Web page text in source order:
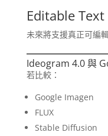
Editable Text
未來將支援真正可編
Ideogram 4.0 與
若比較：
Google Imagen
FLUX
Stable Diffusion